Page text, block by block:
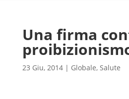
Una firma
23 Giu, 2014| Globale, Salute